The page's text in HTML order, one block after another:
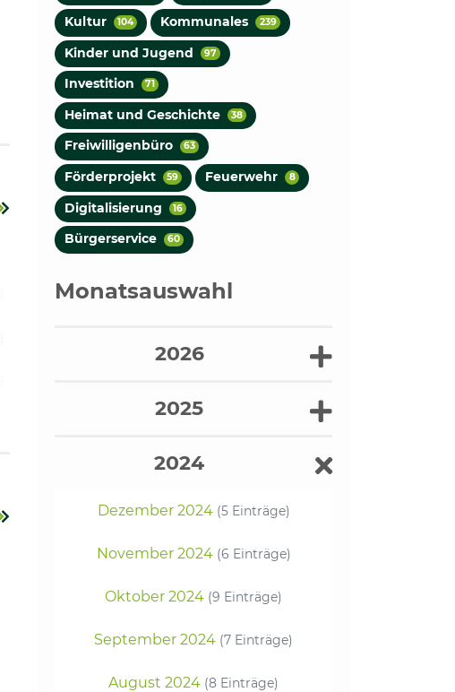
Kultur 104 Kommunales 239
Kinder und Jugend 97
Investition 71
Heimat und Geschichte 38
Freiwilligenbüro 63
Förderprojekt 59 Feuerwehr 8
Digitalisierung 16
Bürgerservice 60
Monatsauswahl
2026
2025
2024
Dezember 2024 (5 Einträge)
November 2024 (6 Einträge)
Oktober 2024 (9 Einträge)
September 2024 (7 Einträge)
August 2024 (8 Einträge)